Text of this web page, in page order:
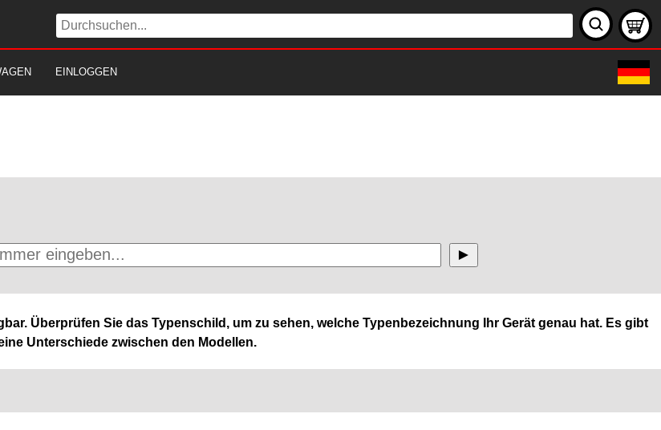
EINLOGGEN
Überprüfen Sie das Typenschild, um zu sehen, welche Typenbezeichnung Ihr Gerät genau hat. Es gibt
Unterschiede zwischen den Modellen.